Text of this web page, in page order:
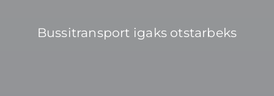
Bussitransport igaks otstarbeks